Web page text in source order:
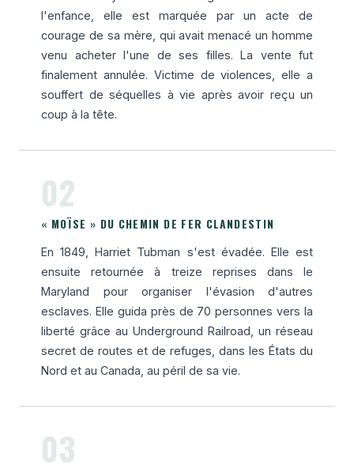
l'enfance, elle est marquée par un acte de
courage de sa mère, qui avait menacé un homme
venu acheter l'une de ses filles. La vente fut
finalement annulée. Victime de violences, elle a
souffert de séquelles à vie après avoir reçu un
coup à la tête.
02
« MOÏSE » DU CHEMIN DE FER CLANDESTIN
En 1849, Harriet Tubman s'est évadée. Elle est
ensuite retournée à treize reprises dans le
Maryland pour organiser l'évasion d'autres
esclaves. Elle guida près de 70 personnes vers la
liberté grâce au Underground Railroad, un réseau
secret de routes et de refuges, dans les États du
Nord et au Canada, au péril de sa vie.
03